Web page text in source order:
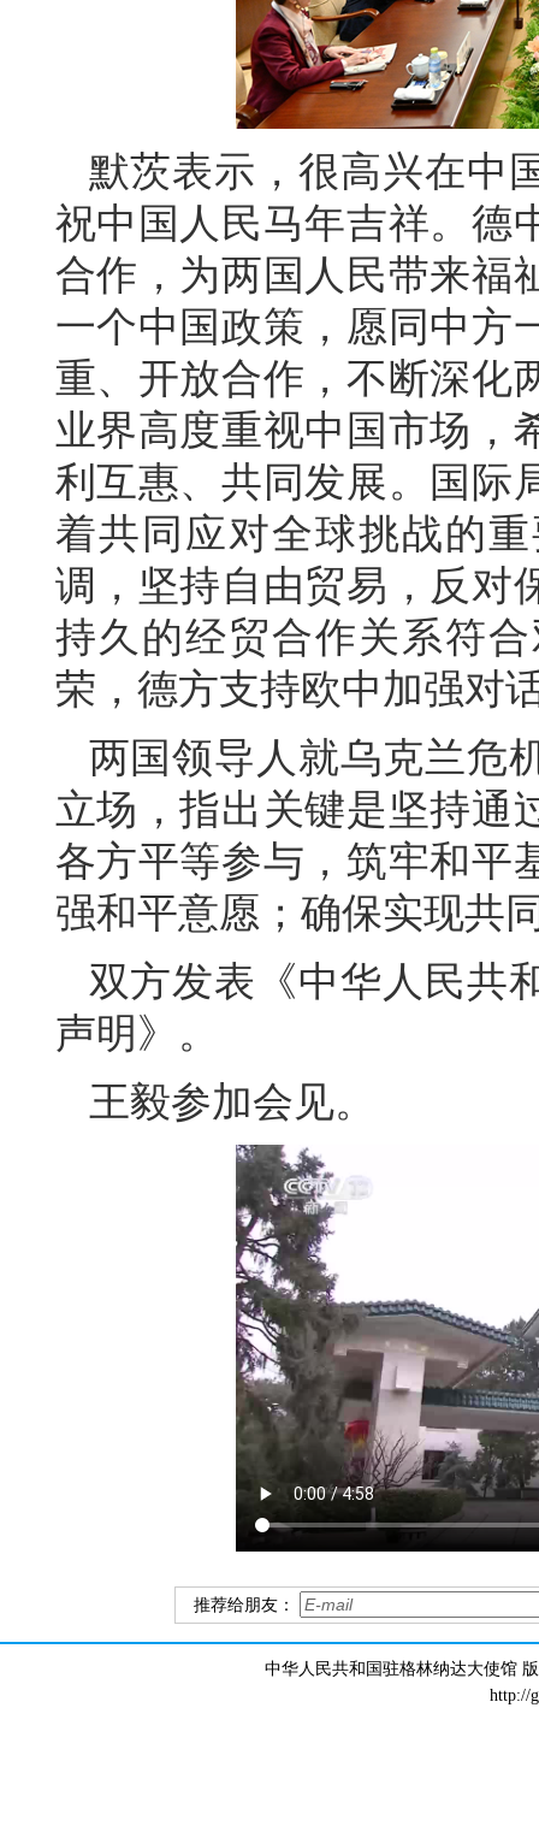
默茨表示，很高兴在中
祝中国人民马年吉祥。德
合作，为两国人民带来福
一个中国政策，愿同中方
重、开放合作，不断深化
业界高度重视中国市场，
利互惠、共同发展。国际
着共同应对全球挑战的
调，坚持自由贸易，反对
持久的经贸合作关系符
荣，德方支持欧中加强对
两国领导人就乌克兰危
立场，指出关键是坚持通
各方平等参与，筑牢和平
强和平意愿；确保实现共
双方发表《中华人民共
声明》。
王毅参加会见。
推荐给朋友：
中华人民共和国驻格林纳达大使馆
http://